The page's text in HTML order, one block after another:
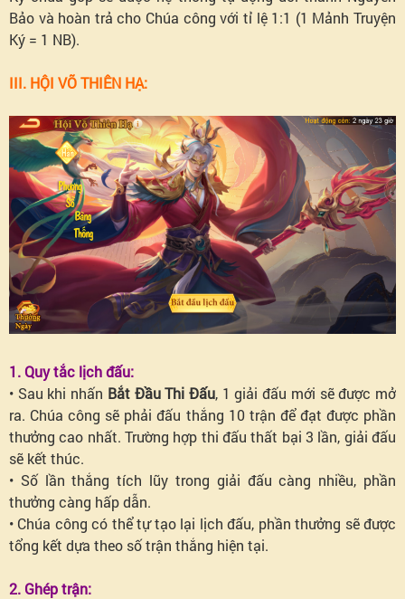
Bảo và hoàn trả cho Chúa công với tỉ lệ 1:1 (1 Mảnh Truyện
Ký = 1 NB).
III. HỘI VÕ THIÊN HẠ:
1. Quy tắc lịch đấu:
• Sau khi nhấn Bắt Đầu Thi Đấu, 1 giải đấu mới sẽ được mở
ra. Chúa công sẽ phải đấu thắng 10 trận để đạt được phần
thưởng cao nhất. Trường hợp thi đấu thất bại 3 lần, giải đấu
sẽ kết thúc.
• Số lần thắng tích lũy trong giải đấu càng nhiều, phần
thưởng càng hấp dẫn.
• Chúa công có thể tự tạo lại lịch đấu, phần thưởng sẽ được
tổng kết dựa theo số trận thắng hiện tại.
2. Ghép trận: